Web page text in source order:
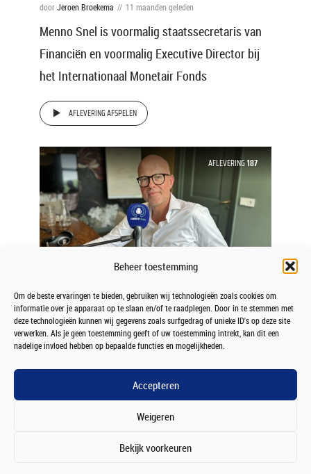
Beheer toestemming
Om de beste ervaringen te bieden, gebruiken wij technologieën zoals cookies om
informatie over je apparaat op te slaan en/of te raadplegen. Door in te stemmen met
deze technologieën kunnen wij gegevens zoals surfgedrag of unieke ID's op deze site
verwerken. Als je geen toestemming geeft of uw toestemming intrekt, kan dit een
nadelige invloed hebben op bepaalde functies en mogelijkheden.
Accepteren
Weigeren
Bekijk voorkeuren
doorJeroen Broekema 11 maanden geleden
Menno Snel is voormalig staatssecretaris van
Financiën en voormalig Executive Director bij
het Internationaal Monetair Fonds
AFLEVERING AFSPELEN
AFLEVERING 187
Menno Luiten
doorJeroen Broekema 11 maanden geleden
Menno Luiten is directeur van MUNT
Hypotheken